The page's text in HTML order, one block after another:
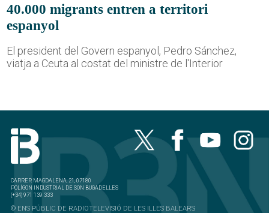
40.000 migrants entren a territori
espanyol
El president del Govern espanyol, Pedro Sánchez,
viatja a Ceuta al costat del ministre de l'Interior
CARRER MAGDALENA, 21, 07180
POLÍGON INDUSTRIAL DE SON BUGADELLES
(+34) 971 139 333
© ENS PÚBLIC DE RADIOTELEVISIÓ DE LES ILLES BALEARS